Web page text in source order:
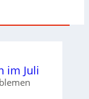
im Juli